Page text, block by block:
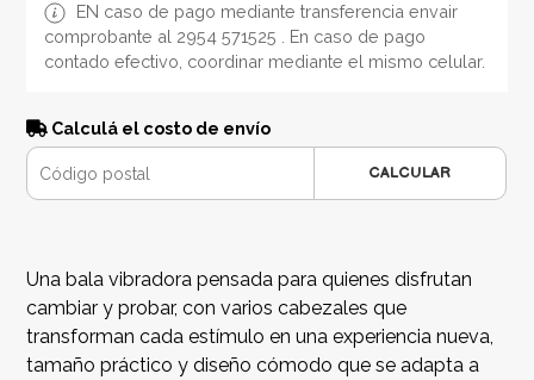
EN caso de pago mediante transferencia envair
comprobante al 2954 571525 . En caso de pago
contado efectivo, coordinar mediante el mismo celular.
Calculá el costo de envío
CALCULAR
Una bala vibradora pensada para quienes disfrutan
cambiar y probar, con varios cabezales que
transforman cada estímulo en una experiencia nueva,
tamaño práctico y diseño cómodo que se adapta a